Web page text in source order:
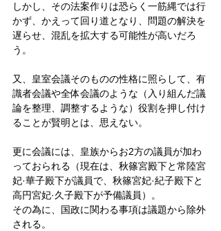
しかし、その法案作りは恐らく一筋縄では行
かず、かえって回り道となり、問題の解決を
遅らせ、混乱を拡大する可能性が高いだろ
う。
又、皇室会議そのものの性格に照らして、有
識者会議や全体会議のような（入り組んだ議
論を整理、調整するような）役割を押し付け
ることが賢明とは、思えない。
更に会議には、皇族からお2方の議員が加わ
っておられる（現在は、秋篠宮殿下と常陸宮
妃·華子殿下が議員で、秋篠宮妃·紀子殿下と
高円宮妃·久子殿下が予備議員）。
その為に、国政に関わる事項は議題から除外
される。